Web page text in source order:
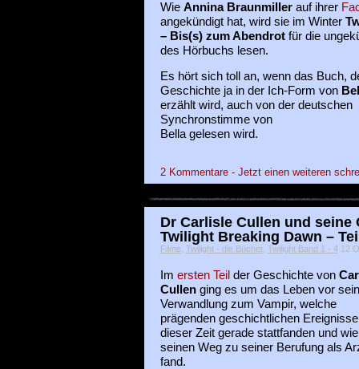
Wie Annina Braunmillerauf ihrer
angekündigt hat, wird sie im Winter
– Bis(s) zum Abendrotfür die
des Hörbuchs lesen.
Es hört sich toll an, wenn das Buch,
Geschichte ja in der Ich-Form von
erzählt wird, auch von der deutschen
Synchronstimme von
Bella gelesen wird.
2 Kommentare - Jetzt einen weiteren
Dr Carlisle Cullen und seine
Twilight Breaking Dawn –
Filme, Twilight - die Bücher, Twilight Band 1 - 412
Im ersten Teil der Geschichte von
Cullenging es um das Leben vor
Verwandlung zum Vampir, welche
prägenden geschichtlichen
dieser Zeit gerade stattfanden und
seinen Weg zu seiner Berufung als
fand.